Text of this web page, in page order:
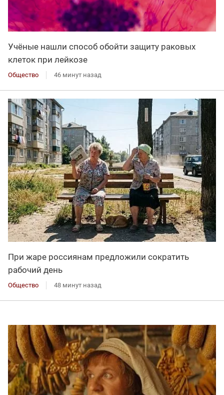
Учёные нашли способ обойти защиту раковых
клеток при лейкозе
Общество 46 минут назад
При жаре россиянам предложили сократить
рабочий день
Общество 48 минут назад